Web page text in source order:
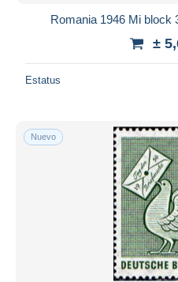
Romania 1946 Mi block
±
Estatus
Nuevo